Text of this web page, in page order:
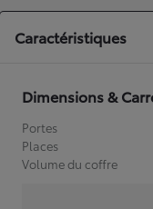
Caractéristiques
Dimensions &
Portes
Places
Volume du coffre